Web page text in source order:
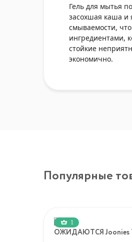
Гель для мытья
засохшая каша и
смываемости,
ингредиентами,
стойкие
экономично.
Популярные
1
ОЖИДАЮТСЯ Joonies